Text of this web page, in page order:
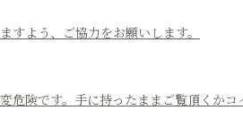
すよう、ご協力をお願いします。
険です。手に持ったままご覧頂くか